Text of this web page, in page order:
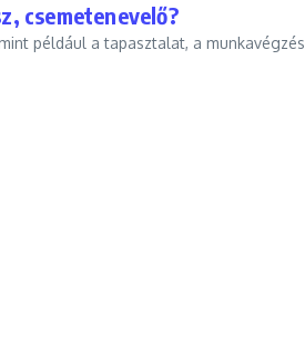
csemetenevelő?
például a tapasztalat, a